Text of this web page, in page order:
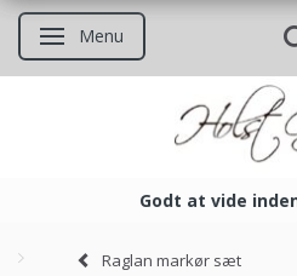
Skifte navigation
Menu
Godt at vide
Raglan markør sæt